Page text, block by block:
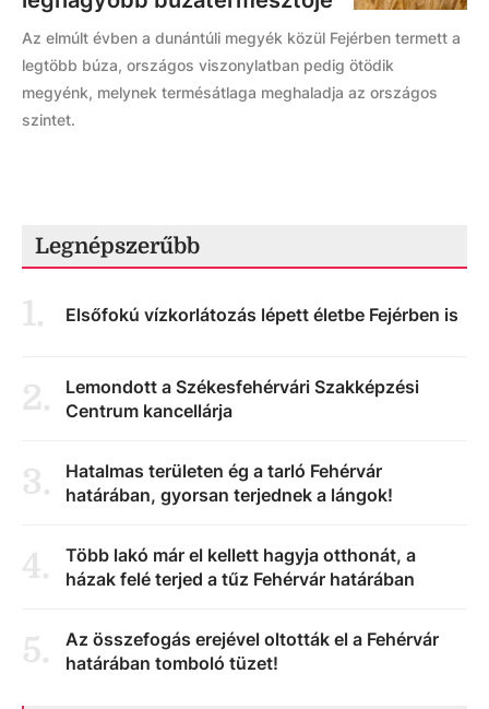
Az elmúlt évben a dunántúli megyék közül Fejérben termett a
legtöbb búza, országos viszonylatban pedig ötödik
megyénk, melynek termésátlaga meghaladja az országos
szintet.
Legnépszerűbb
1. Elsőfokú vízkorlátozás lépett életbe Fejérben is
2.
Lemondott a Székesfehérvári Szakképzési
Centrum kancellárja
3.
Hatalmas területen ég a tarló Fehérvár
határában, gyorsan terjednek a lángok!
4.
Több lakó már el kellett hagyja otthonát, a
házak felé terjed a tűz Fehérvár határában
5.
Az összefogás erejével oltották el a Fehérvár
határában tomboló tüzet!